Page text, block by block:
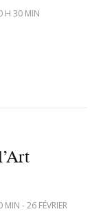
H 30 MIN
- 26 FÉVRIER